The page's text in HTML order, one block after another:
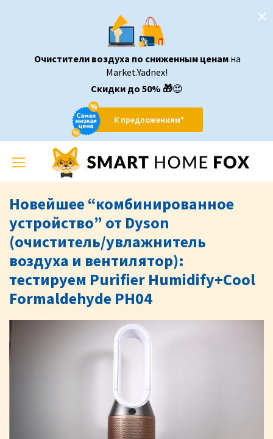
Очистители воздуха по сниженным ценам на
Market.Yadnex!
Скидки до 50% 🎁😍
К предложениям*
Toggle
navigation
Новейшее “комбинированное
устройство” от Dyson
(очиститель/увлажнитель
воздуха и вентилятор):
тестируем Purifier Humidify+Cool
Formaldehyde PH04